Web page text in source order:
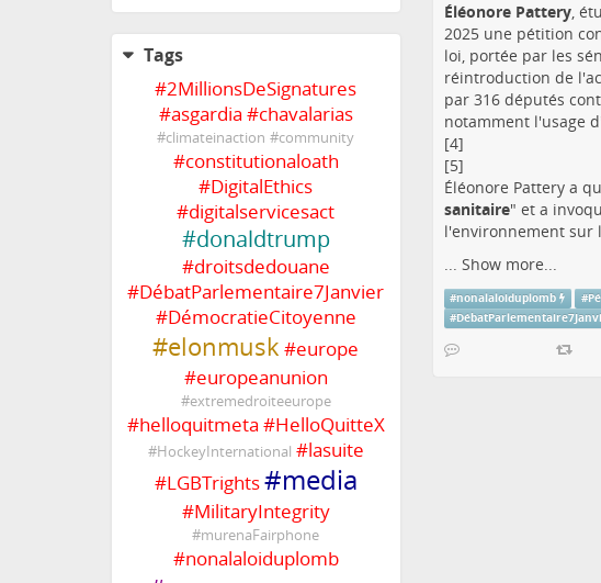
Tags
#2MillionsDeSignatures
#asgardia #chavalarias
#climateinaction #community
#constitutionaloath
#DigitalEthics
#digitalservicesact
#donaldtrump
#droitsdedouane
#DébatParlementaire7Janvier
#DémocratieCitoyenne
#elonmusk #europe
#europeanunion
#extremedroiteeurope
#helloquitmeta #HelloQuitteX
#HockeyInternational #lasuite
#LGBTrights#media
#MilitaryIntegrity
#murenaFairphone
#nonalaloiduplomb
Éléonore Pattery,
2025 une pétition
loi, portée par les
réintroduction de
par 316 députés
notamment l'usage
[4]
[5]
Éléonore Pattery a
sanitaire" et a
l'environnement sur
... Show more...
#nonalaloiduplomb #
#